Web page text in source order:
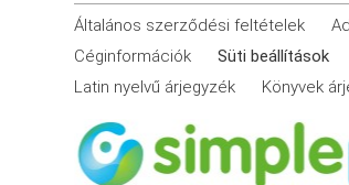
Általános szerződési feltételek
Céginformációk
Süti beállítások
Latin nyelvű árjegyzék
Könyvek